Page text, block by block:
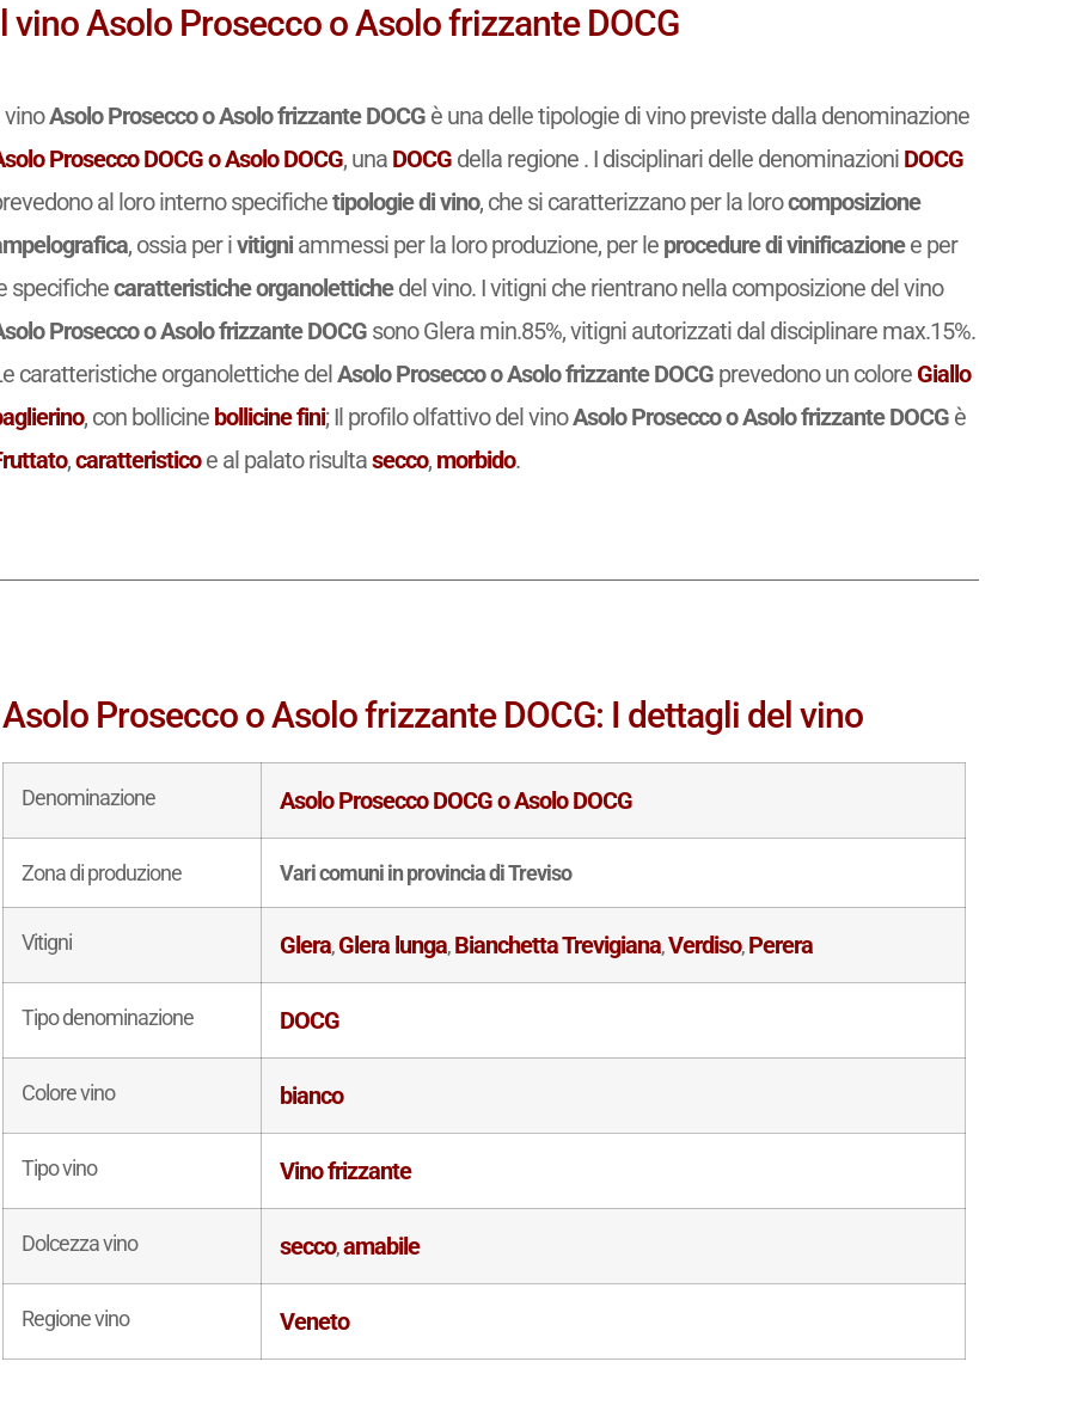
vino Asolo Prosecco o Asolo frizzante DOCG
vinoAsolo Prosecco o Asolo frizzante DOCG è una delle tipologie di vino previste dalla denominazione
Prosecco DOCG o Asolo DOCG, una DOCG della regione . I disciplinari delle denominazioni DOCG
al loro interno specifichetipologie di vino, che si caratterizzano per la lorocomposizione
, ossia per ivitigniammessi per la loro produzione, per le procedure di vinificazionee per
specifichecaratteristiche organolettichedel vino. I vitigni che rientrano nella composizione del vino
Prosecco o Asolo frizzante DOCG sono Glera min.85%, vitigni autorizzati dal disciplinare max.15%.
caratteristiche organolettiche delAsolo Prosecco o Asolo frizzante DOCG prevedono un colore Giallo
, con bollicine bollicine fini; Il profilo olfattivo del vinoAsolo Prosecco o Asolo frizzante DOCG è
,caratteristicoe al palato risultasecco, morbido.
Asolo Prosecco o Asolo frizzante DOCG: I dettagli del vino
Denominazione Asolo Prosecco DOCG o Asolo DOCG
Zona di produzione Vari comuni in provincia di Treviso
Vitigni Glera,Glera lunga,Bianchetta Trevigiana,Verdiso,Perera
Tipo denominazione DOCG
Colore vino bianco
Tipo vino Vino frizzante
Dolcezza vino secco,amabile
Regione vino Veneto